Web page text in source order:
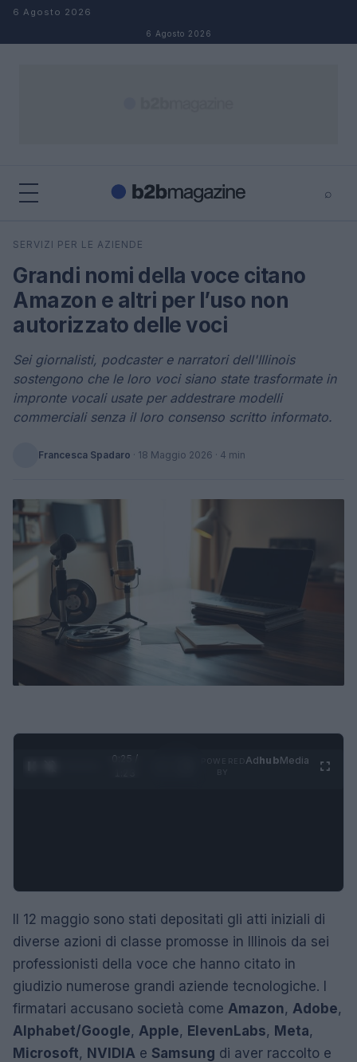
Salta al contenuto
6 Agosto 2026
6 Agosto 2026
⌕
Cerca
SERVIZI PER LE AZIENDE
Grandi nomi della voce citano
Amazon e altri per l’uso non
autorizzato delle voci
Sei giornalisti, podcaster e narratori dell'Illinois
sostengono che le loro voci siano state trasformate in
impronte vocali usate per addestrare modelli
commerciali senza il loro consenso scritto informato.
Francesca Spadaro · 18 Maggio 2026 · 4 min
0:26 /
AdhubMedia
Il 12 maggio sono stati depositati gli atti iniziali di
diverse azioni di classe promosse in Illinois da sei
professionisti della voce che hanno citato in
giudizio numerose grandi aziende tecnologiche. I
firmatari accusano società come Amazon, Adobe,
Alphabet/Google, Apple, ElevenLabs, Meta,
Microsoft, NVIDIA e Samsung di aver raccolto e